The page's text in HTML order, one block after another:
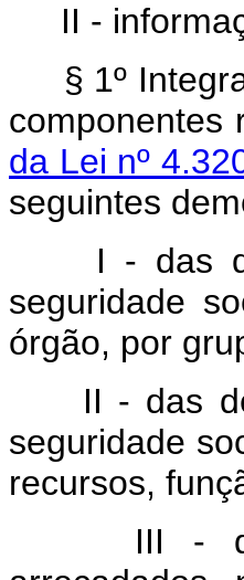
II -
§ 1º
componentes
da Lei nº
seguintes
I - das
seguridade
órgão, por
II - das
seguridade
recursos,
III -